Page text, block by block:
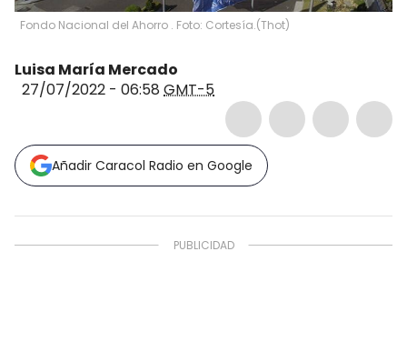
Fondo Nacional del Ahorro . Foto: Cortesía.(Thot)
Luisa María Mercado
27/07/2022 - 06:58 GMT-5
Añadir Caracol Radio en Google